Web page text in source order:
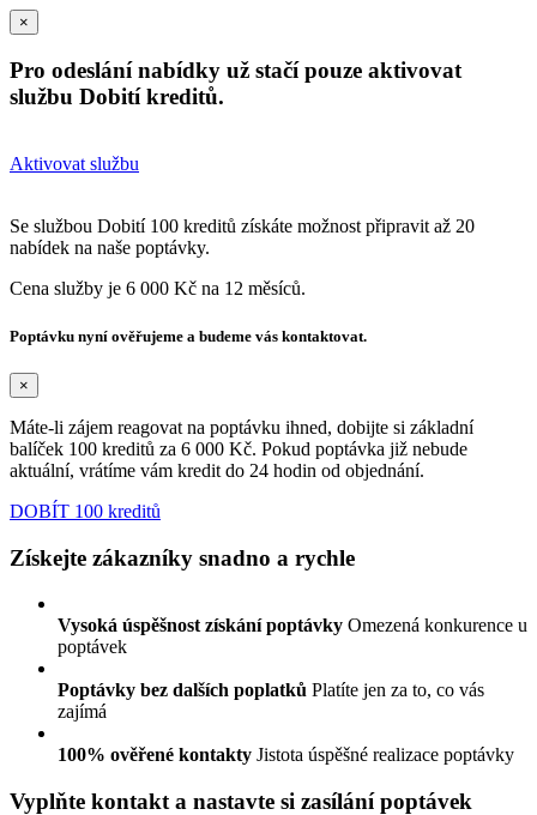
×
Pro odeslání nabídky už stačí pouze aktivovat
službu Dobití kreditů.
Aktivovat službu
Se službou Dobití 100 kreditů získáte možnost připravit až 20
nabídek na naše poptávky.
Cena služby je 6 000 Kč na 12 měsíců.
Poptávku nyní ověřujeme a budeme vás kontaktovat.
×
Máte-li zájem reagovat na poptávku ihned, dobijte si základní
balíček 100 kreditů za 6 000 Kč. Pokud poptávka již nebude
aktuální, vrátíme vám kredit do 24 hodin od objednání.
DOBÍT 100 kreditů
Získejte zákazníky snadno a rychle
Vysoká úspěšnost získání poptávky Omezená konkurence u
poptávek
Poptávky bez dalších poplatků Platíte jen za to, co vás
zajímá
100% ověřené kontakty Jistota úspěšné realizace poptávky
Vyplňte kontakt a nastavte si zasílání poptávek